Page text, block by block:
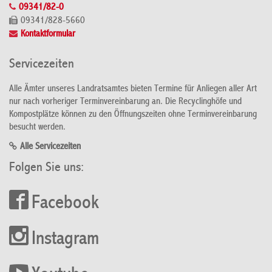
09341/82-0
09341/828-5660
Kontaktformular
Servicezeiten
Alle Ämter unseres Landratsamtes bieten Termine für Anliegen aller Art
nur nach vorheriger Terminvereinbarung an. Die Recyclinghöfe und
Kompostplätze können zu den Öffnungszeiten ohne Terminvereinbarung
besucht werden.
Alle Servicezeiten
Folgen Sie uns:
Facebook
Instagram